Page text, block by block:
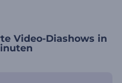
Video-Diashows in